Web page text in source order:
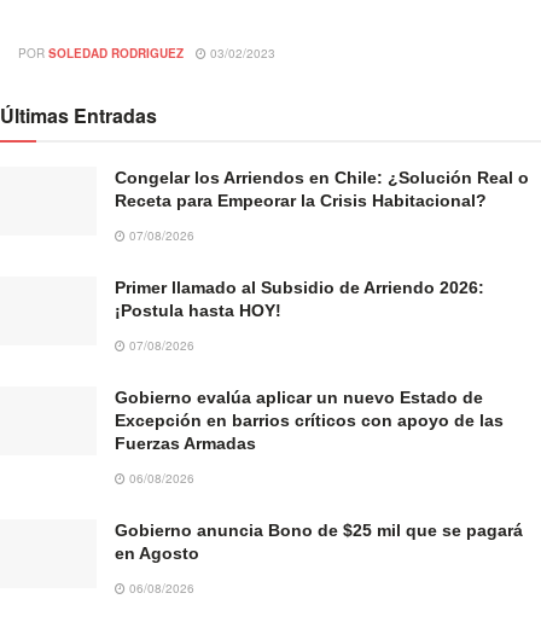
POR SOLEDAD RODRIGUEZ 03/02/2023
Últimas Entradas
Congelar los Arriendos en Chile: ¿Solución Real o
Receta para Empeorar la Crisis Habitacional?
07/08/2026
Primer llamado al Subsidio de Arriendo 2026:
¡Postula hasta HOY!
07/08/2026
Gobierno evalúa aplicar un nuevo Estado de
Excepción en barrios críticos con apoyo de las
Fuerzas Armadas
06/08/2026
Gobierno anuncia Bono de $25 mil que se pagará
en Agosto
06/08/2026